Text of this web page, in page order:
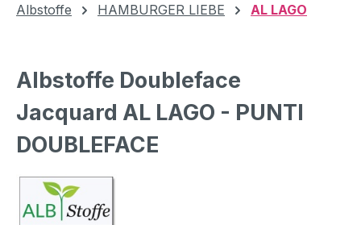
Albstoffe HAMBURGER LIEBE AL LAGO
Albstoffe Doubleface
Jacquard AL LAGO - PUNTI
DOUBLEFACE